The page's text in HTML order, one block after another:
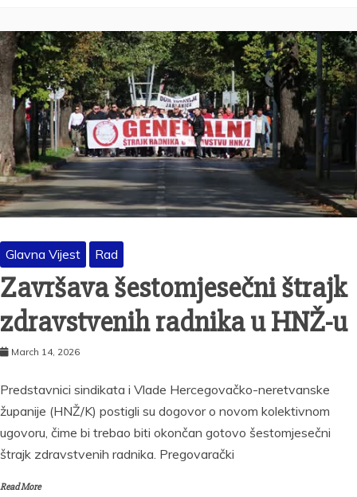
Glavna Vijest Rad
Završava šestomjesečni štrajk
zdravstvenih radnika u HNŽ-u
March 14, 2026
Predstavnici sindikata i Vlade Hercegovačko-neretvanske
županije (HNŽ/K) postigli su dogovor o novom kolektivnom
ugovoru, čime bi trebao biti okončan gotovo šestomjesečni
štrajk zdravstvenih radnika. Pregovarački
Read More